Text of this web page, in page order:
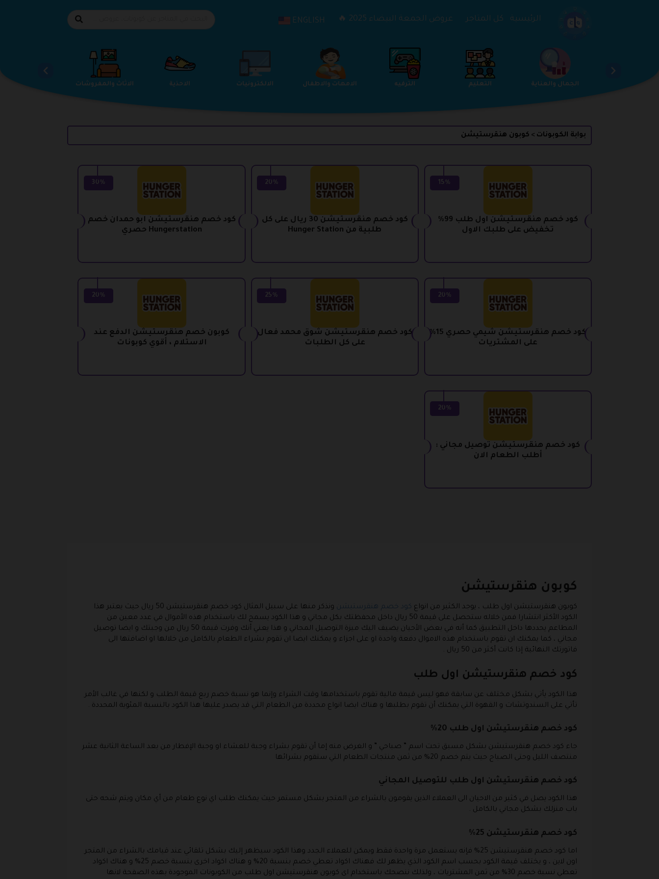
الرئيسية كل المتاجر عروض الجمعة البيضاء 2025 🔥 ENGLISH
استضافة المواقع الاثاث والمفروشات الاحذية الالكترونيات الامهات والاطفال الترفيه التعليم الجمال والعناية الخدمات
بوابة الكوبونات > كوبون هنقرستيشن
15%
كود خصم هنقرستيشن اول طلب 99%
تخفيض على طلبك الاول
20%
كود خصم هنقرستيشن 30 ريال على كل
طلبية من Hunger Station
30%
كود خصم هنقرستيشن ابو حمدان خصم
Hungerstation حصري
20%
كود خصم هنقرستيشن شيمي حصري 15%
على المشتريات
25%
كود خصم هنقرستيشن شوق محمد فعال
على كل الطلبات
20%
كوبون خصم هنقرستيشن الدفع عند
الاستلام ، أقوي كوبونات
20%
كود خصم هنقرستيشن توصيل مجاني :
أطلب الطعام الان
كوبون هنقرستيشن
كوبون هنقرستيشن اول طلب ، يوجد الكثير من انواع كود خصم هنقرستيشن
ونذكر منها على سبيل المثال كود خصم هنقرستيشن 50 ريال حيث يعتبر هذا
الكود الأكثر انتشارا فمن خلاله ستحصل على قيمة 50 ريال داخل محفظتك بكل مجاني و هذا الكود يسمح لك باستخدام هذه الأموال في عدد معين من
المطاعم يحددها داخل التطبيق كما أنه في بعض الأحيان يضيف اليك ميزة التوصيل المجاني و هذا يعني أنك وفرت قيمة 50 ريال من وجبتك و ايضا توصيل
مجاني ، كما يمكنك ان تقوم باستخدام هذه الاموال دفعة واحدة او على اجزاء و يمكنك ايضا ان تقوم بشراء الطعام بالكامل من خلالها او اضافتها الى
فاتورتك النهائية إذا كانت أكثر من 50 ريال .
كود خصم هنقرستيشن اول طلب
هذا الكود يأتي بشكل مختلف عن سابقة فهو ليس قيمة مالية تقوم باستخدامها وقت الشراء وإنما هو نسبة خصم ربع قيمة الطلب و لكنها في غالب الأمر
تأتي على السندوتشات و القهوة التي يمكنك أن تقوم بطلبها و هناك ايضا انواع محددة من الطعام التي قد يصدر عليها هذا الكود بالنسبة المئوية المحددة .
كود خصم هنقرستيشن اول طلب 20%
جاء كود خصم هنقرستيشن بشكل مسبق تحت اسم ” صباحي ” و الغرض منه إما أن تقوم بشراء وجبة للعشاء او وجبة الإفطار من بعد الساعة الثانية عشر
منتصف الليل وحتى الصباح حيث يتم خصم 20% من ثمن منتجات الطعام التي ستقوم بشرائها
كود خصم هنقرستيشن اول طلب للتوصيل المجاني
هذا الكود يصل في كثير من الاحيان الى العملاء الذين يقومون بالشراء من المتجر بشكل مستمر حيث يمكنك طلب اي نوع طعام من أي مكان ويتم شحه حتى
باب منزلك بشكل مجاني بالكامل .
كود خصم هنقرستيشن 25%
اما كود خصم هنقرستيشن 25% فإنه يستعمل مرة واحدة فقط ويمكن للعملاء الجدد وهذا الكود سيظهر إليك بشكل تلقائي عند قيامك بالشراء من المتجر
اون لاين ، و يختلف قيمة الكود بحسب اسم الكود الذي يظهر لك فهناك اكواد تعطي خصم بنسبة 20% و هناك اكواد اخرى بنسبة خصم 25% و هناك اكواد
تعطي نسبة خصم 30% من ثمن المشتريات ، ولذلك ننصحك باستخدام اى كوبون هنقرستيشن اول طلب من الكوبونات الموجودة بهذه الصفحة لانها